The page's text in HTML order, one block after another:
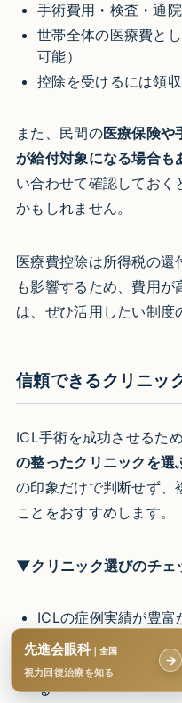
手術費用・検査・通
世帯全体の医療費と
可能）
控除を受けるには領
また、民間の医療保険や
が給付対象になる場合も
い合わせて確認しておく
かもしれません。
医療費控除は所得税の
も影響するため、費用
は、ぜひ活用したい制度
信頼できるクリニッ
ICL手術を成功させるた
の整ったクリニックを選
の印象だけで判断せず、
ことをおすすめします。
▼クリニック選びのチェ
ICLの症例実績が豊富
日本眼科学会認定の
カウンセリングが丁
る
先進会眼科｜全国
視力回復治療を知る
→